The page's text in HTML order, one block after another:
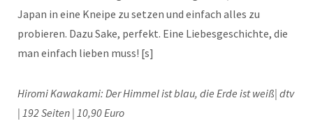
Japan in eine Kneipe zu setzen und einfach alles zu
probieren. Dazu Sake, perfekt. Eine Liebesgeschichte, die
man einfach lieben muss! [s]
Hiromi Kawakami: Der Himmel ist blau, die Erde ist weiß| dtv
| 192 Seiten | 10,90 Euro